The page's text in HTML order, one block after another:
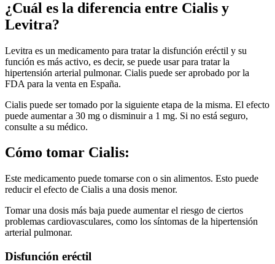
¿Cuál es la diferencia entre Cialis y
Levitra?
Levitra es un medicamento para tratar la disfunción eréctil y su
función es más activo, es decir, se puede usar para tratar la
hipertensión arterial pulmonar. Cialis puede ser aprobado por la
FDA para la venta en España.
Cialis puede ser tomado por la siguiente etapa de la misma. El efecto
puede aumentar a 30 mg o disminuir a 1 mg. Si no está seguro,
consulte a su médico.
Cómo tomar Cialis:
Este medicamento puede tomarse con o sin alimentos. Esto puede
reducir el efecto de Cialis a una dosis menor.
Tomar una dosis más baja puede aumentar el riesgo de ciertos
problemas cardiovasculares, como los síntomas de la hipertensión
arterial pulmonar.
Disfunción eréctil